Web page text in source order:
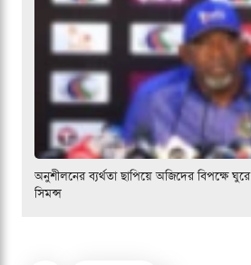
অনুশীলনের ব্যর্থতা ছাপিয়ে অজিদের বিপক্ষে
সিমন্স